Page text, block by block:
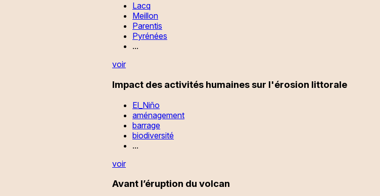
Lacq
Meillon
Parentis
Pyrénées
...
voir
Impact des activités humaines sur l'érosion littorale
El_Niño
aménagement
barrage
biodiversité
...
voir
Avant l’éruption du volcan